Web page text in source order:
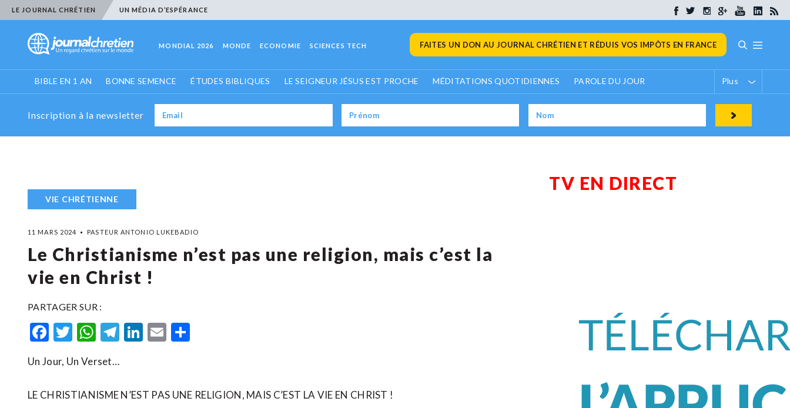
LE JOURNAL CHRÉTIEN UN MÉDIA D’ESPÉRANCE
MONDIAL 2026 MONDE ECONOMIE SCIENCES TECH FAITES UN DON AU JOURNAL CHRÉTIEN ET RÉDUIS VOS IMPÔTS EN FRANCE
BIBLE EN 1 AN BONNE SEMENCE ÉTUDES BIBLIQUES LE SEIGNEUR JÉSUS EST PROCHE MÉDITATIONS QUOTIDIENNES PAROLE DU JOUR Plus
Inscription à la newsletter
VIE CHRÉTIENNE
11 MARS 2024 PASTEUR ANTONIO LUKEBADIO
Le Christianisme n’est pas une religion, mais c’est la
vie en Christ !
PARTAGER SUR :
Facebook
Twitter
WhatsApp
Telegram
LinkedIn
Email
Un Jour, Un Verset…
LE CHRISTIANISME N’EST PAS UNE RELIGION, MAIS C’EST LA VIE EN CHRIST !
TV EN DIRECT